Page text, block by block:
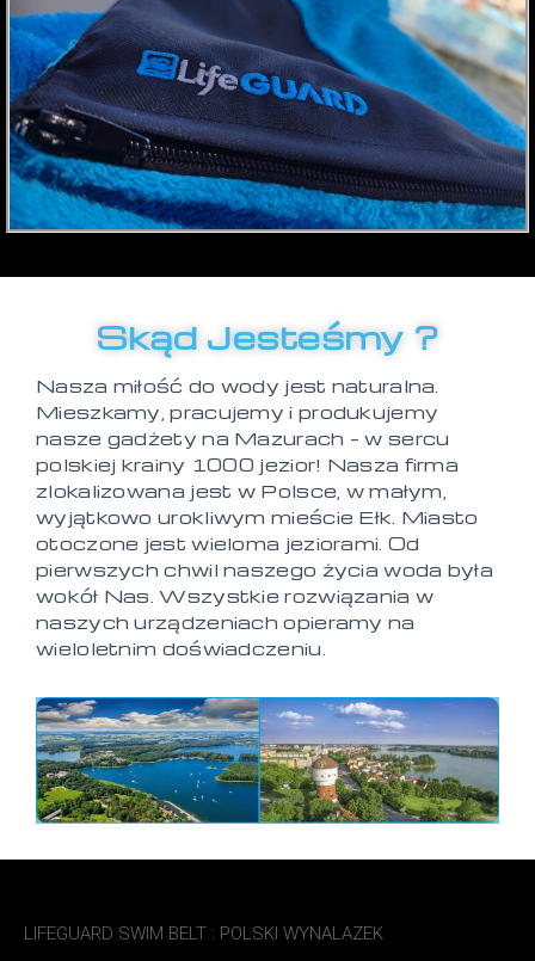
Skąd Jesteśmy ?
Nasza miłość do wody jest naturalna.
Mieszkamy, pracujemy i produkujemy
nasze gadżety na Mazurach – w sercu
polskiej krainy 1000 jezior! Nasza firma
zlokalizowana jest w Polsce, w małym,
wyjątkowo urokliwym mieście Ełk. Miasto
otoczone jest wieloma jeziorami. Od
pierwszych chwil naszego życia woda była
wokół Nas. Wszystkie rozwiązania w
naszych urządzeniach opieramy na
wieloletnim doświadczeniu.
LIFEGUARD SWIM BELT : POLSKI WYNALAZEK